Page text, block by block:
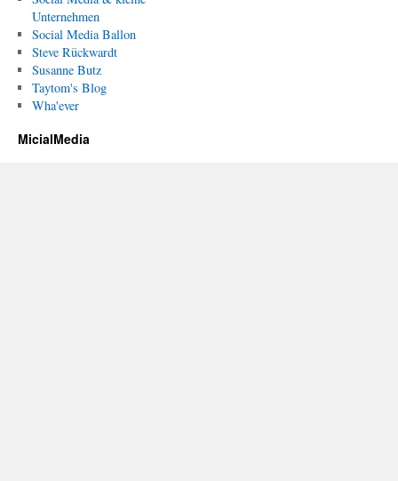
Unternehmen
Social Media Ballon
Steve Rückwardt
Susanne Butz
Taytom's Blog
Wha'ever
MicialMedia